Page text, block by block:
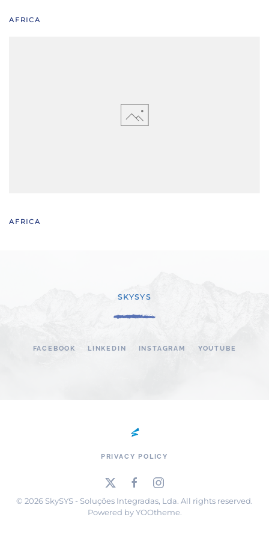
AFRICA
AFRICA
SKYSYS
FACEBOOK LINKEDIN INSTAGRAM YOUTUBE
PRIVACY POLICY
© 2026 SkySYS - Soluções Integradas, Lda. All rights reserved.
Powered byYOOtheme.